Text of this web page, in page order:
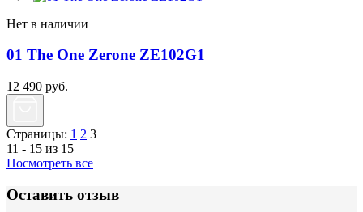
Нет в наличии
01 The One Zerone ZE102G1
12 490 руб.
Страницы: 1 2 3
11 - 15 из 15
Посмотреть все
Оставить отзыв